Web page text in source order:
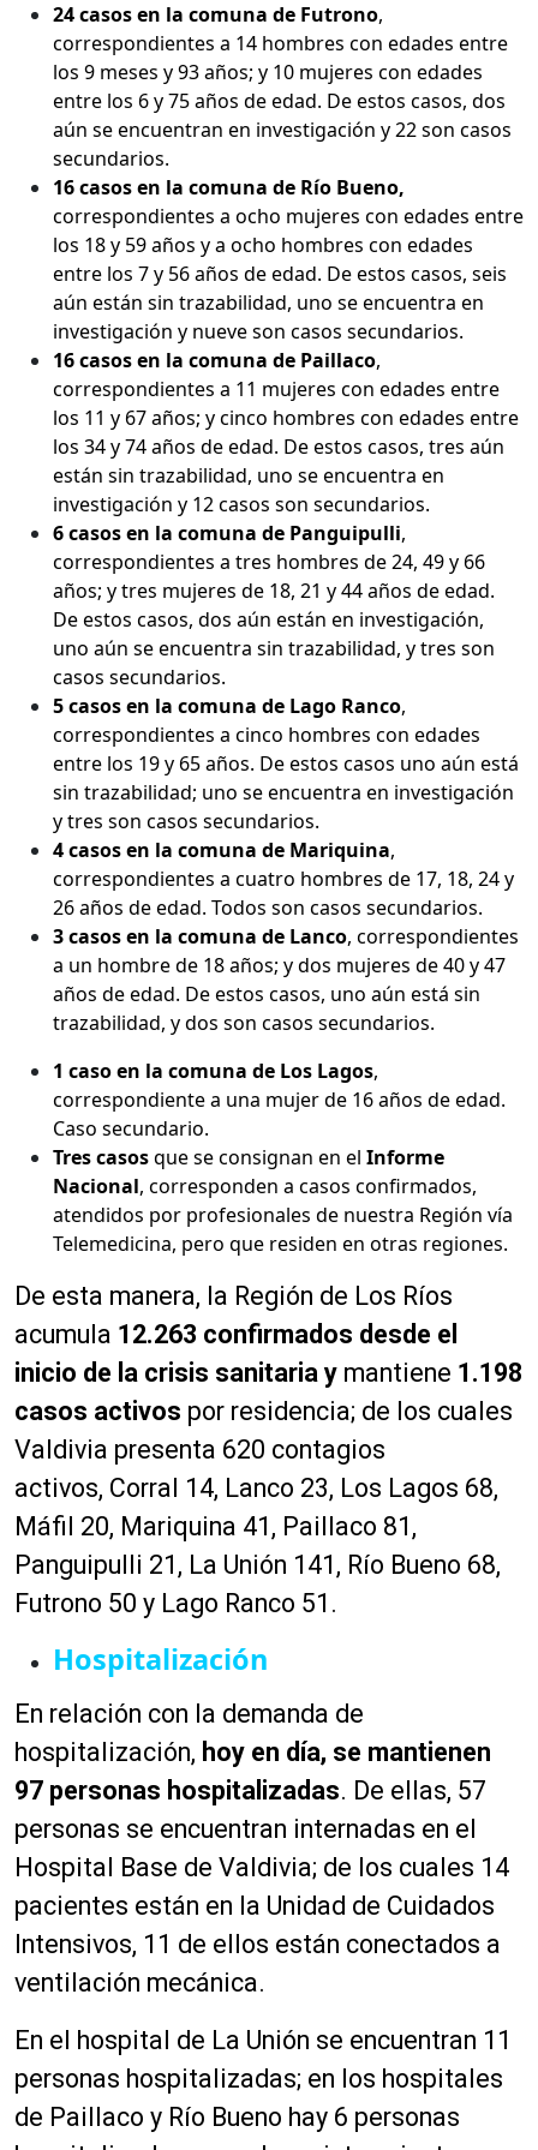
24 casos en la comuna de Futrono,
correspondientes a 14 hombres con edades entre
los 9 meses y 93 años; y 10 mujeres con edades
entre los 6 y 75 años de edad. De estos casos, dos
aún se encuentran en investigación y 22 son casos
secundarios.
16 casos en la comuna de Río Bueno,
correspondientes a ocho mujeres con edades entre
los 18 y 59 años y a ocho hombres con edades
entre los 7 y 56 años de edad. De estos casos, seis
aún están sin trazabilidad, uno se encuentra en
investigación y nueve son casos secundarios.
16 casos en la comuna de Paillaco,
correspondientes a 11 mujeres con edades entre
los 11 y 67 años; y cinco hombres con edades entre
los 34 y 74 años de edad. De estos casos, tres aún
están sin trazabilidad, uno se encuentra en
investigación y 12 casos son secundarios.
6 casos en la comuna de Panguipulli,
correspondientes a tres hombres de 24, 49 y 66
años; y tres mujeres de 18, 21 y 44 años de edad.
De estos casos, dos aún están en investigación,
uno aún se encuentra sin trazabilidad, y tres son
casos secundarios.
5 casos en la comuna de Lago Ranco,
correspondientes a cinco hombres con edades
entre los 19 y 65 años. De estos casos uno aún está
sin trazabilidad; uno se encuentra en investigación
y tres son casos secundarios.
4 casos en la comuna de Mariquina,
correspondientes a cuatro hombres de 17, 18, 24 y
26 años de edad. Todos son casos secundarios.
3 casos en la comuna de Lanco, correspondientes
a un hombre de 18 años; y dos mujeres de 40 y 47
años de edad. De estos casos, uno aún está sin
trazabilidad, y dos son casos secundarios.
1 caso en la comuna de Los Lagos,
correspondiente a una mujer de 16 años de edad.
Caso secundario.
Tres casosque se consignan en el Informe
Nacional, corresponden a casos confirmados,
atendidos por profesionales de nuestra Región vía
Telemedicina, pero que residen en otras regiones.
De esta manera, la Región de Los Ríos
acumula 12.263 confirmados desde el
inicio de la crisis sanitaria y mantiene 1.198
casos activos por residencia; de los cuales
Valdivia presenta 620 contagios
activos, Corral 14, Lanco 23, Los Lagos 68,
Máfil 20, Mariquina 41, Paillaco 81,
Panguipulli 21, La Unión 141, Río Bueno 68,
Futrono 50 y Lago Ranco 51.
Hospitalización
En relación con la demanda de
hospitalización, hoy en día, se mantienen
97 personas hospitalizadas. De ellas, 57
personas se encuentran internadas en el
Hospital Base de Valdivia; de los cuales 14
pacientes están en la Unidad de Cuidados
Intensivos, 11 de ellos están conectados a
ventilación mecánica.
En el hospital de La Unión se encuentran 11
personas hospitalizadas; en los hospitales
de Paillaco y Río Bueno hay 6 personas